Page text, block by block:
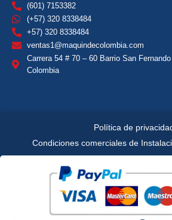
(601) 7153382
(+57) 320 8338484
+57) 320 8338484
ventas1@maquindecolombia.com
Carrera 54 # 70 – 60 Barrio San
Colombia
Política de
Condiciones comerciales de